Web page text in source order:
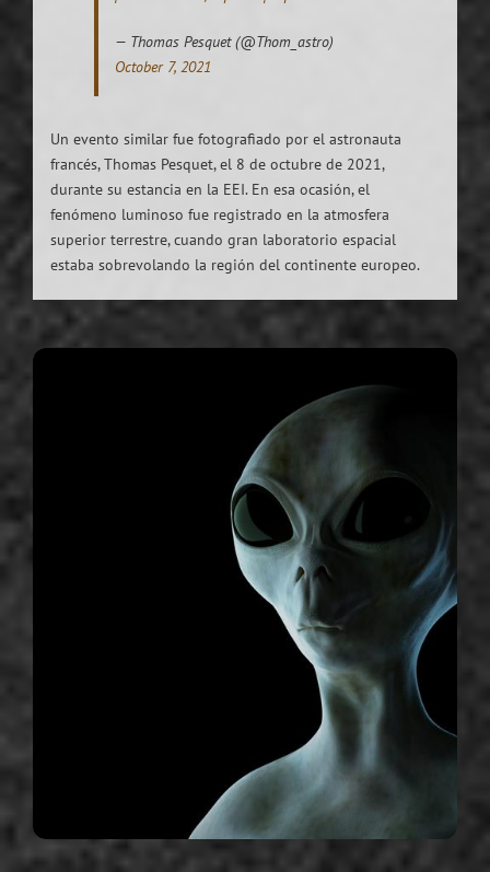
— Thomas Pesquet (@Thom_astro)
October 7, 2021
Un evento similar fue fotografiado por el astronauta
francés, Thomas Pesquet, el 8 de octubre de 2021,
durante su estancia en la EEI. En esa ocasión, el
fenómeno luminoso fue registrado en la atmosfera
superior terrestre, cuando gran laboratorio espacial
estaba sobrevolando la región del continente europeo.